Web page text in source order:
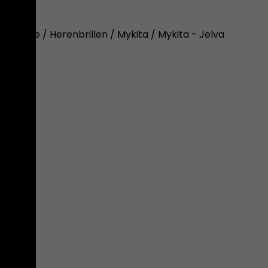
Home / Herenbrillen / Mykita / Mykita - Jelva